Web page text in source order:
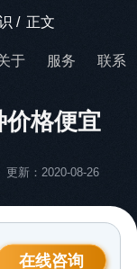
/ 正文
于 服务 联系
格便宜
更新：2020-08-26
在线咨询